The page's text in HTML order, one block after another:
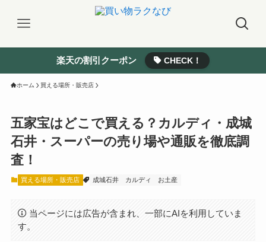
楽天の割引クーポン CHECK！
ホーム 買える場所・販売店
五家宝はどこで買える？カルディ・成城
石井・スーパーの売り場や通販を徹底調
査！
買える場所・販売店 成城石井 カルディ お土産
当ページには広告が含まれ、一部にAIを利用していま
す。